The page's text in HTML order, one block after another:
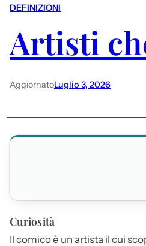
DEFINIZIONI
Artisti
AggiornatoLuglio 3, 2026
Curiosità
Il comico è un artista il cui